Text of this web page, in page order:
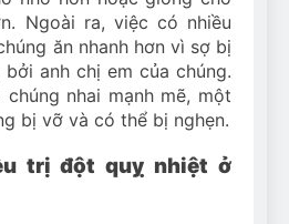
Ngoài ra, việc có nhiều
ăn nhanh hơn vì sợ bị
anh chị em của chúng.
nhai mạnh mẽ, một
bị vỡ và có thể bị nghẹn.
trị đột quỵ nhiệt ở